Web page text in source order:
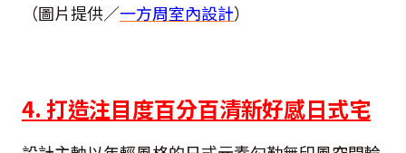
（圖片提供／一方周室內設計）
4. 打造注目度百分百清新好感日式宅